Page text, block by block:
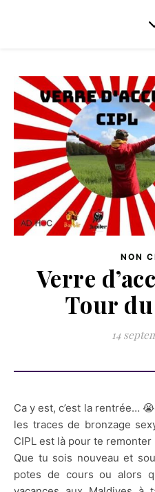
NON
Verre
Tour
14
Ca y est, c’est la rentrée… 😭 Fini le soleil, les cocktails et
les traces de bronzage
CIPL est là pour te remonter
Que tu sois nouveau et
potes de cours ou alors